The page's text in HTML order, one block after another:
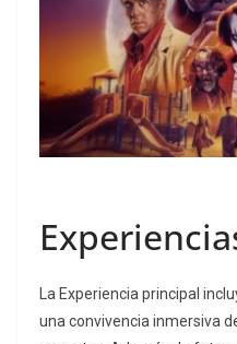
La Experiencia principal
una convivencia inmersiva